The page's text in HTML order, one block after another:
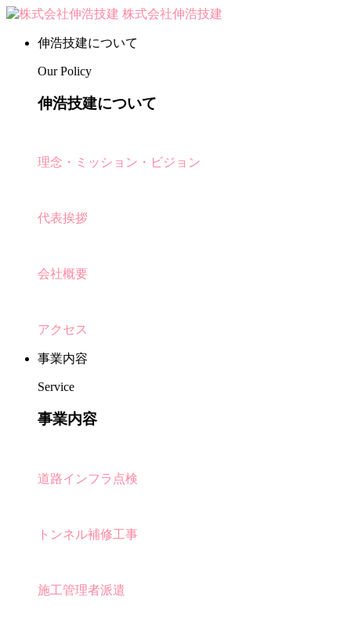
株式会社伸浩技建
伸浩技建について
Our Policy
伸浩技建について
理念・ミッション・ビジョン
代表挨拶
会社概要
アクセス
事業内容
Service
事業内容
道路インフラ点検
トンネル補修工事
施工管理者派遣